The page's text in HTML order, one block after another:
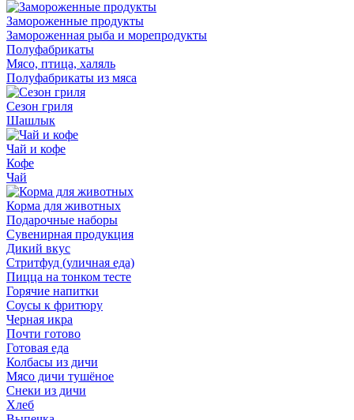
Замороженные продукты
Замороженная рыба и морепродукты
Полуфабрикаты
Мясо, птица, халяль
Полуфабрикаты из мяса
Сезон гриля
Шашлык
Чай и кофе
Кофе
Чай
Корма для животных
Подарочные наборы
Сувенирная продукция
Дикий вкус
Стритфуд (уличная еда)
Пицца на тонком тесте
Горячие напитки
Соусы к фритюру
Черная икра
Почти готово
Готовая еда
Колбасы из дичи
Мясо дичи тушёное
Снеки из дичи
Хлеб